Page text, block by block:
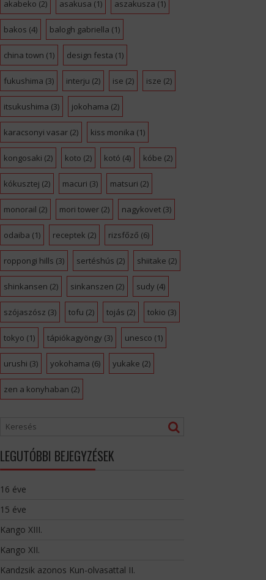
akabeko (2) asakusa (1) aszakusza (1)
bakos (4) balogh gabriella (1)
china town (1) design festa (1)
fukushima (3) interju (2) ise (2) isze (2)
itsukushima (3) jokohama (2)
karacsonyi vasar(2) kiss monika (1)
kongosaki (2) koto (2) kotó (4) kóbe (2)
kókusztej (2) macuri (3) matsuri (2)
monorail (2) mori tower(2) nagykovet(3)
odaiba (1) receptek (2) rizsfőző (6)
roppongi hills (3) sertéshús (2) shiitake (2)
shinkansen (2) sinkanszen (2) sudy (4)
szójaszósz (3) tofu (2) tojás (2) tokio (3)
tokyo (1) tápiókagyöngy (3) unesco (1)
urushi (3) yokohama (6) yukake (2)
zen a konyhaban (2)
LEGUTÓBBI BEJEGYZÉSEK
16 éve
15 éve
Kango XIII.
Kango XII.
Kandzsik azonos Kun-olvasattal II.